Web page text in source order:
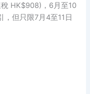
HK$908)，6月至10
，但只限7月4至11日